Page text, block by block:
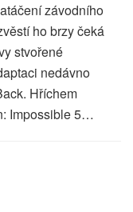
závodního
ho brzy čeká
stvořené
nedávno
Hříchem
Impossible 5…